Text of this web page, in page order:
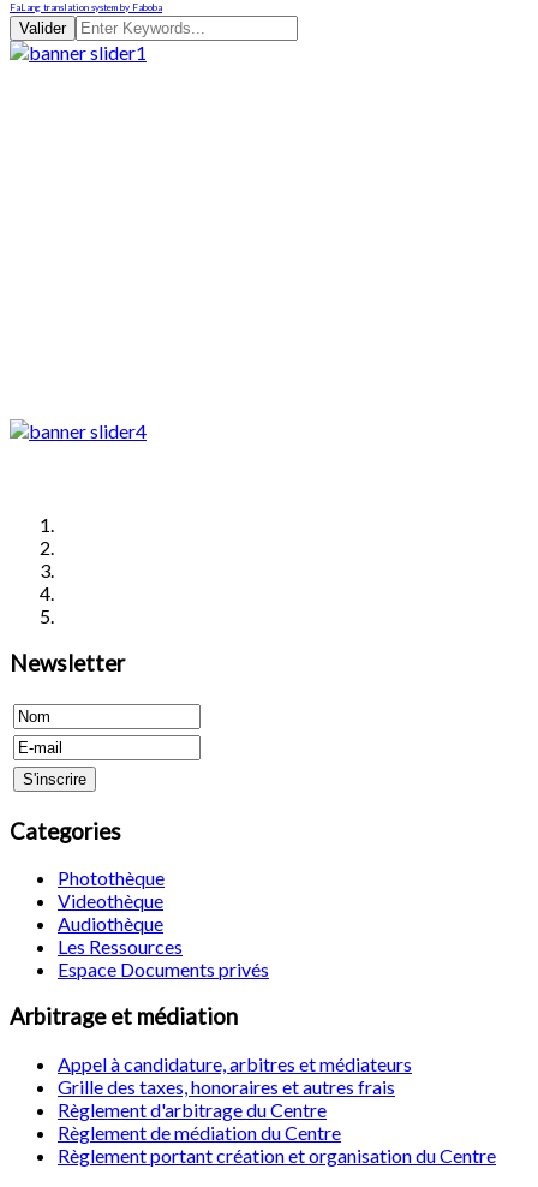
FaLang translation system by Faboba
Valider
Newsletter
Categories
Photothèque
Videothèque
Audiothèque
Les Ressources
Espace Documents privés
Arbitrage et médiation
Appel à candidature, arbitres et médiateurs
Grille des taxes, honoraires et autres frais
Règlement d'arbitrage du Centre
Règlement de médiation du Centre
Règlement portant création et organisation du Centre